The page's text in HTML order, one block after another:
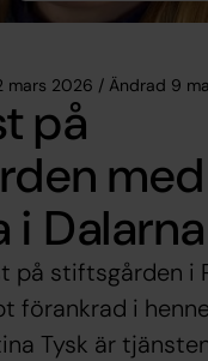
mars 2026 / Ändrad 9
på
med
i Dalarna
på stiftsgården i
förankrad i
Tysk är